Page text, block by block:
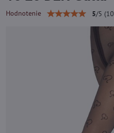
Hodnotenie 5/5 (10